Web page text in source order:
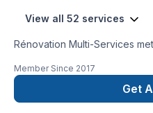
View all 52 services
Rénovation Multi-Services
Calfeutrage, Carrelage,
Escalier et rampe, Fissures,
Gypse, Insonorisation,
Member Since 2017
Get